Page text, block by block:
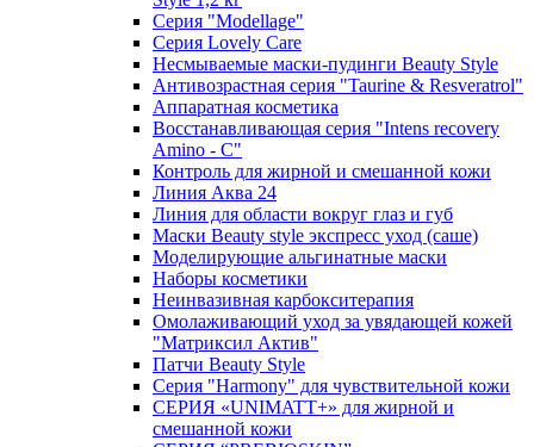
Серия "Modellage"
Cерия Lovely Care
Несмываемые маски-пудинги Beauty Style
Антивозрастная серия "Taurine & Resveratrol"
Аппаратная косметика
Восстанавливающая серия "Intens recovery
Amino - C"
Контроль для жирной и смешанной кожи
Линия Аква 24
Линия для области вокруг глаз и губ
Маски Beauty style экспресс уход (саше)
Моделирующие альгинатные маски
Наборы косметики
Неинвазивная карбокситерапия
Омолаживающий уход за увядающей кожей
"Матриксил Актив"
Патчи Beauty Style
Серия "Harmony" для чувствительной кожи
СЕРИЯ «UNIMATT+» для жирной и
смешанной кожи